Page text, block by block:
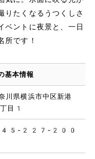
りたくなるうつくしさ
ベントに夜景と、一日
所です！
基本情報
川県横浜市中区新港
目1
227-200